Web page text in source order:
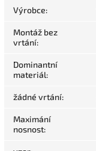
Výrobce:
Montáž bez
vrtání:
Dominantní
materiál:
žádné vrtání:
Maximání
nosnost: